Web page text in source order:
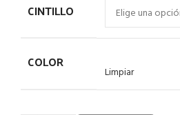
CINTILLO
COLOR
Limpiar